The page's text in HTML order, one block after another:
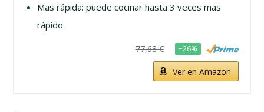
Mas rápida: puede cocinar hasta 3 veces mas
rápido
77,68 € −26%
Ver en Amazon